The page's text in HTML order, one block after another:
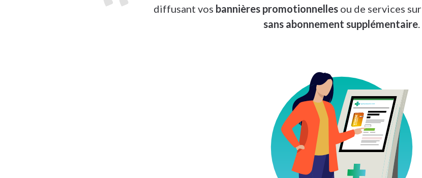
diffusant vos bannières promotionnellesou de services sur
sans abonnement supplémentaire.